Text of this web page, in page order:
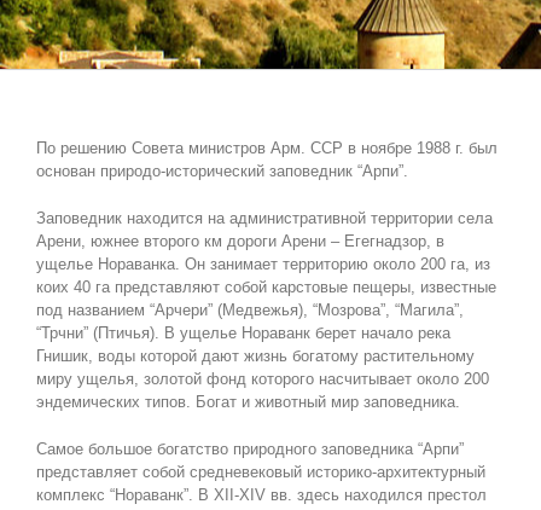
По решению Совета министров Арм. ССР в ноябре 1988 г. был
основан природо-исторический заповедник “Арпи”.
Заповедник находится на административной территории села
Арени, южнее второго км дороги Арени – Егегнадзор, в
ущелье Нораванка. Он занимает территорию около 200 га, из
коих 40 га представляют собой карстовые пещеры, известные
под названием “Арчери” (Медвежья), “Мозрова”, “Магила”,
“Трчни” (Птичья). В ущелье Нораванк берет начало река
Гнишик, воды которой дают жизнь богатому растительному
миру ущелья, золотой фонд которого насчитывает около 200
эндемических типов. Богат и животный мир заповедника.
Самое большое богатство природного заповедника “Арпи”
представляет собой средневековый историко-архитектурный
комплекс “Нораванк”. В XII-XIV вв. здесь находился престол